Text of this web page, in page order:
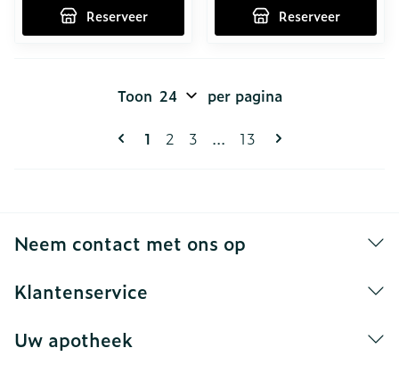
Reserveer Reserveer
Pagina's
U lees momenteel pagina
1 Pagina
2 Pagina
3 ... Pagina
13
Toon per pagina
Neem contact met ons op
Klantenservice
Uw apotheek